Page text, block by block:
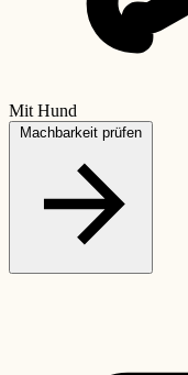
Mit Hund
Machbarkeit prüfen